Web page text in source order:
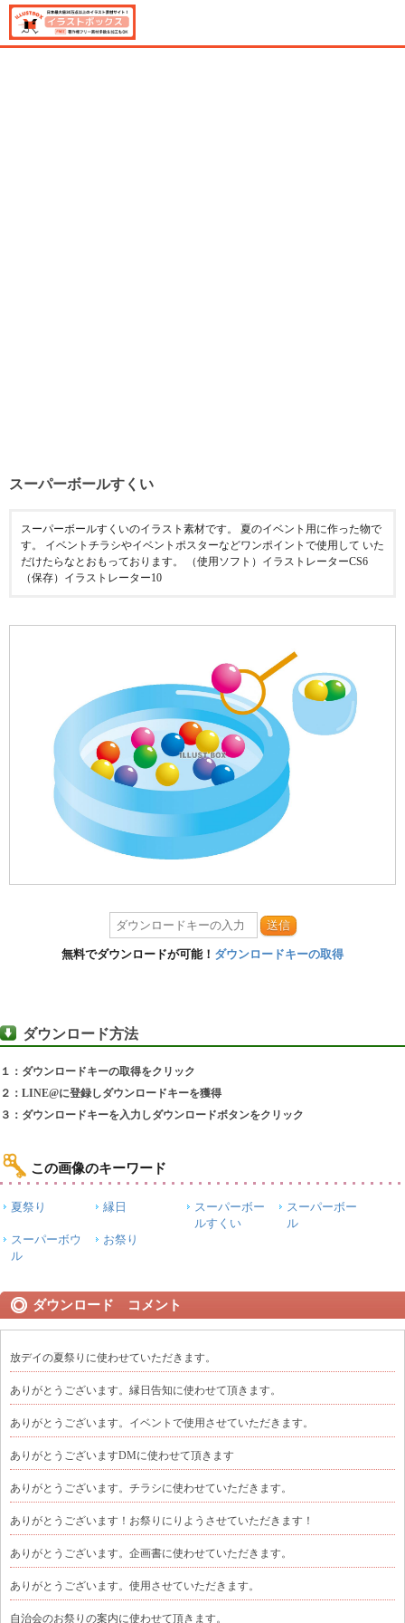
スーパーボールすくい
スーパーボールすくいのイラスト素材です。 夏のイベント用に作った物で
す。 イベントチラシやイベントポスターなどワンポイントで使用して いた
だけたらなとおもっております。 （使用ソフト）イラストレーターCS6
（保存）イラストレーター10
送信
無料でダウンロードが可能！ ダウンロードキーの取得
ダウンロード方法
１：ダウンロードキーの取得をクリック
２：LINE@に登録しダウンロードキーを獲得
３：ダウンロードキーを入力しダウンロードボタンをクリック
この画像のキーワード
夏祭り 縁日
スーパーボー
ルすくい
スーパーボー
ル
スーパーボウ
ル
お祭り
ダウンロード コメント
放デイの夏祭りに使わせていただきます。
ありがとうございます。縁日告知に使わせて頂きます。
ありがとうございます。イベントで使用させていただきます。
ありがとうございますDMに使わせて頂きます
ありがとうございます。チラシに使わせていただきます。
ありがとうございます！お祭りにりようさせていただきます！
ありがとうございます。企画書に使わせていただきます。
ありがとうございます。使用させていただきます。
自治会のお祭りの案内に使わせて頂きます。